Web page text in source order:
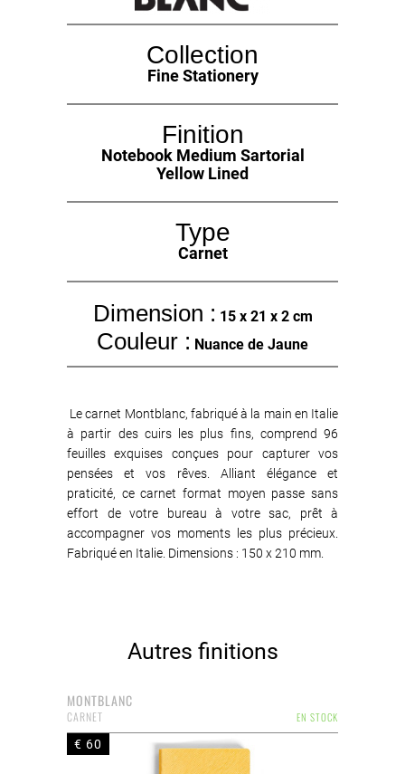
Collection
Fine Stationery
Finition
Notebook Medium Sartorial
Yellow Lined
Type
Carnet
Dimension : 15 x 21 x 2 cm
Couleur : Nuance de Jaune
Le carnet Montblanc, fabriqué à la main en Italie
à partir des cuirs les plus fins, comprend 96
feuilles exquises conçues pour capturer vos
pensées et vos rêves. Alliant élégance et
praticité, ce carnet format moyen passe sans
effort de votre bureau à votre sac, prêt à
accompagner vos moments les plus précieux.
Fabriqué en Italie. Dimensions : 150 x 210 mm.
Autres finitions
MONTBLANC
EN STOCK
CARNET
€ 60